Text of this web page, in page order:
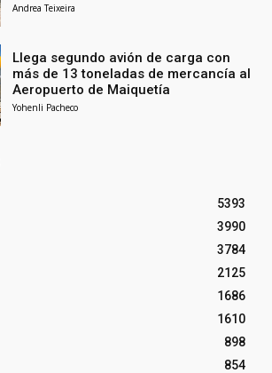
Andrea Teixeira
Llega segundo avión de carga con
más de 13 toneladas de mercancía al
Aeropuerto de Maiquetía
Yohenli Pacheco
5393
3990
3784
2125
1686
1610
898
854